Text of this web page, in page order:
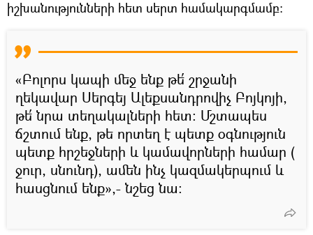
իշխանությունների հետ սերտ համակարգմամբ:
«Բոլորս կապի մեջ ենք թե՛ շրջանի
ղեկավար Սերգեյ Ալեքսանդրովիչ Բոյկոյի,
թե՛ նրա տեղակալների հետ: Մշտապես
ճշտում ենք, թե որտեղ է պետք օգնություն
պետք հրշեջների և կամավորների համար (
ջուր, սնունդ), ամեն ինչ կազմակերպում և
հասցնում ենք»,- նշեց նա։